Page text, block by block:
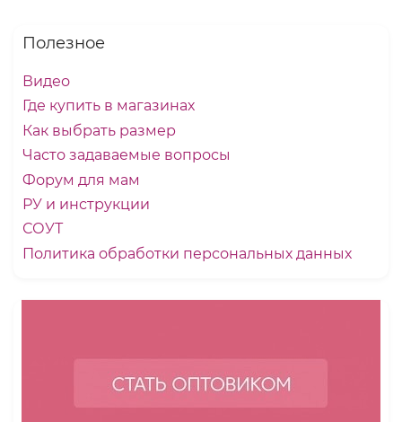
Полезное
Видео
Где купить в магазинах
Как выбрать размер
Часто задаваемые вопросы
Форум для мам
РУ и инструкции
СОУТ
Политика обработки персональных данных